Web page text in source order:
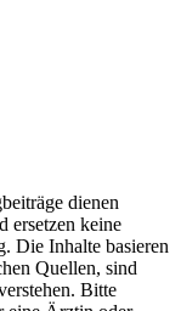
dienen
ersetzen keine
Die Inhalte basieren
Quellen, sind
Bitte